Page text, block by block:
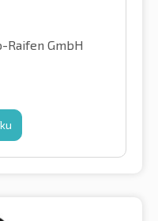
Raifen GmbH